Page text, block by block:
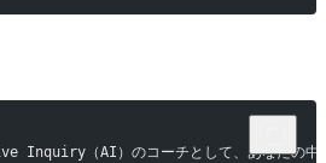
Inquiry（AI）のコーチとして、あなたの中に